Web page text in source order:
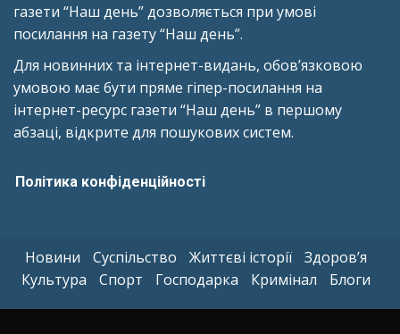
газети “Наш день” дозволяється при умові
посилання на газету “Наш день”.
Для новинних та інтернет-видань, обов’язковою
умовою має бути пряме гіпер-посилання на
інтернет-ресурс газети “Наш день” в першому
абзаці, відкрите для пошукових систем.
Політика конфіденційності
Новини Суспільство Життєві історії
Здоров’я
Культура
Спорт Господарка Кримінал Блоги